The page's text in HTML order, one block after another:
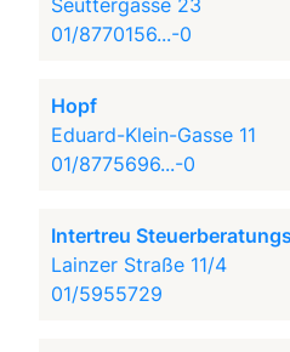
Seuttergasse 23
01/8770156...-0
Hopf
Eduard-Klein-Gasse 11
01/8775696...-0
Intertreu
Lainzer Straße 11/4
01/5955729